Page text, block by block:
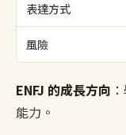
表達方式
風險
ENFJ 的成長方向
能力。